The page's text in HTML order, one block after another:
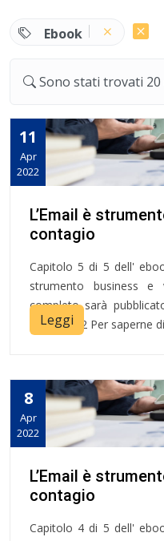
Ebook
Sono stati trovati
11
Apr
2022
L’Email è
contagio
Capitolo 5 di 5 dell'
strumento business
completo sarà
Aprile 2022 Per saperne
Leggi
8
Apr
2022
L’Email è
contagio
Capitolo 4 di 5 dell'